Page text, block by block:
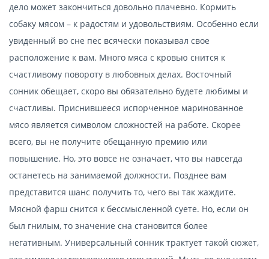
дело может закончиться довольно плачевно. Кормить
собаку мясом – к радостям и удовольствиям. Особенно если
увиденный во сне пес всячески показывал свое
расположение к вам. Много мяса с кровью снится к
счастливому повороту в любовных делах. Восточный
сонник обещает, скоро вы обязательно будете любимы и
счастливы. Приснившееся испорченное маринованное
мясо является символом сложностей на работе. Скорее
всего, вы не получите обещанную премию или
повышение. Но, это вовсе не означает, что вы навсегда
останетесь на занимаемой должности. Позднее вам
представится шанс получить то, чего вы так жаждите.
Мясной фарш снится к бессмысленной суете. Но, если он
был гнилым, то значение сна становится более
негативным. Универсальный сонник трактует такой сюжет,